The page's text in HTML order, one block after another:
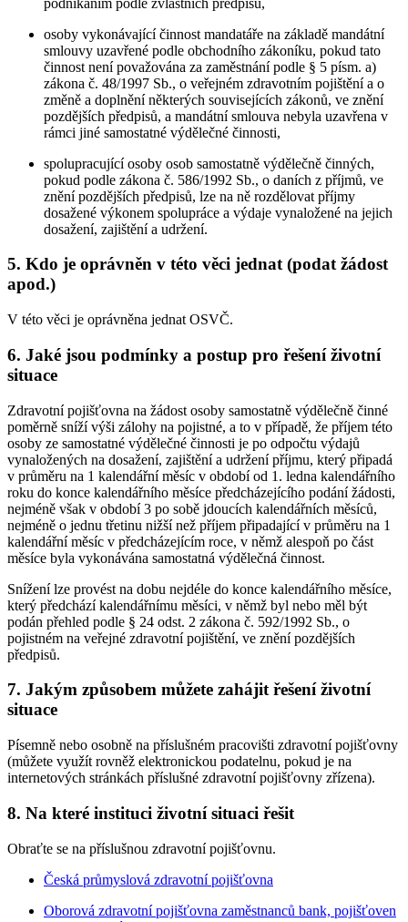
osoby vykonávající činnost mandatáře na základě mandátní
smlouvy uzavřené podle obchodního zákoníku, pokud tato
činnost není považována za zaměstnání podle § 5 písm. a)
zákona č. 48/1997 Sb., o veřejném zdravotním pojištění a o
změně a doplnění některých souvisejících zákonů, ve znění
pozdějších předpisů, a mandátní smlouva nebyla uzavřena v
rámci jiné samostatné výdělečné činnosti,
spolupracující osoby osob samostatně výdělečně činných,
pokud podle zákona č. 586/1992 Sb., o daních z příjmů, ve
znění pozdějších předpisů, lze na ně rozdělovat příjmy
dosažené výkonem spolupráce a výdaje vynaložené na jejich
dosažení, zajištění a udržení.
5. Kdo je oprávněn v této věci jednat (podat žádost
apod.)
V této věci je oprávněna jednat OSVČ.
6. Jaké jsou podmínky a postup pro řešení životní
situace
Zdravotní pojišťovna na žádost osoby samostatně výdělečně činné
poměrně sníží výši zálohy na pojistné, a to v případě, že příjem této
osoby ze samostatné výdělečné činnosti je po odpočtu výdajů
vynaložených na dosažení, zajištění a udržení příjmu, který připadá
v průměru na 1 kalendářní měsíc v období od 1. ledna kalendářního
roku do konce kalendářního měsíce předcházejícího podání žádosti,
nejméně však v období 3 po sobě jdoucích kalendářních měsíců,
nejméně o jednu třetinu nižší než příjem připadající v průměru na 1
kalendářní měsíc v předcházejícím roce, v němž alespoň po část
měsíce byla vykonávána samostatná výdělečná činnost.
Snížení lze provést na dobu nejdéle do konce kalendářního měsíce,
který předchází kalendářnímu měsíci, v němž byl nebo měl být
podán přehled podle § 24 odst. 2 zákona č. 592/1992 Sb., o
pojistném na veřejné zdravotní pojištění, ve znění pozdějších
předpisů.
7. Jakým způsobem můžete zahájit řešení životní
situace
Písemně nebo osobně na příslušném pracovišti zdravotní pojišťovny
(můžete využít rovněž elektronickou podatelnu, pokud je na
internetových stránkách příslušné zdravotní pojišťovny zřízena).
8. Na které instituci životní situaci řešit
Obraťte se na příslušnou zdravotní pojišťovnu.
Česká průmyslová zdravotní pojišťovna
Oborová zdravotní pojišťovna zaměstnanců bank, pojišťoven